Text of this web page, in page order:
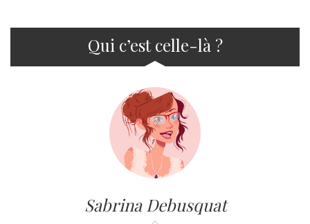
Qui c’est celle-là ?
Sabrina Debusquat